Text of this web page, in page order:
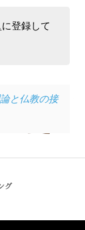
に登録して
と仏教の接